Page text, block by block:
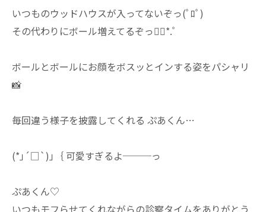
いつものウッドハウスが入ってないぞっ(ﾟﾛﾟ)
その代わりにボール増えてるぞっ❁⃘*.ﾟ
ボールとボールにお顔をボスッとインする姿をパシャリ
📸
毎回違う様子を披露してくれる ぷあくん…
(*｣´□`)｣｛ 可愛すぎるよ───っ
ぷあくん♡
いつもモフらせてくれながらの診察タイムをありがとう